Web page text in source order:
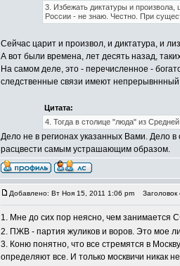
3. Избежать диктатуры и произвола,
России - не знаю. Честно. При
Сейчас царит и произвол, и диктатура, и
А вот были времена, лет десять назад,
На самом деле, это - перечисленное -
следственные связи имеют
Цитата:
4. Тогда в столице "люда" из
Дело не в регионах указанных Вами. Дело в
расцвести самым устрашающим образом.
Добавлено: Вт Ноя 15, 2011 1:06 pm Заголовок
1. Мне до сих пор неясно, чем занимается
2. ПЖВ - партия жуликов и воров. Это мое
3. Коню понятно, что все стремятся в
определяют все. И только москвичи никак